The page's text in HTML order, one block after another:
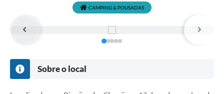
1DOC
PARCEIROS
Contratos
CAMPING & POUSADAS
Sobre o local